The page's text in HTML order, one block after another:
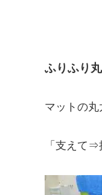
ふりふり
マットの
「支えて